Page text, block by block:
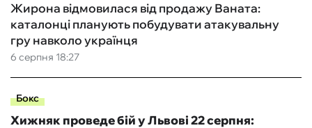
6 серпня 18:27
Жирона відмовилася від продажу Ваната:
каталонці планують побудувати атакувальну
гру навколо українця
Бокс
Хижняк проведе бій у Львові 22 серпня: